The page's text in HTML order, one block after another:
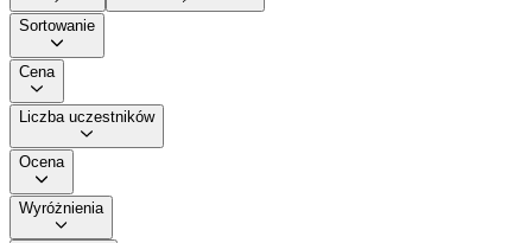
Sortowanie
Cena
Liczba uczestników
Ocena
Wyróżnienia